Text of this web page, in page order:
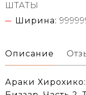
ШТАТЫ
Ширина:
Описание
Араки